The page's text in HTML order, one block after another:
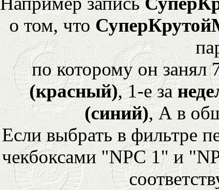
о том, что
по которому он
(красный), 1-е за
(синий), А в
Если выбрать в фильтре
чекбоксами "NPC 1" и